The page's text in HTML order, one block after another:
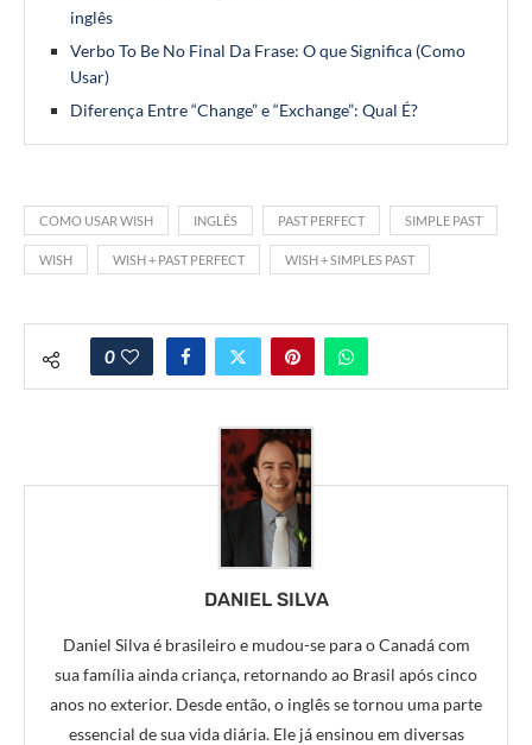
inglês
Verbo To Be No Final Da Frase: O que Significa (Como
Usar)
Diferença Entre “Change” e “Exchange”: Qual É?
COMO USAR WISH INGLÊS PAST PERFECT SIMPLE PAST
WISH WISH + PAST PERFECT WISH + SIMPLES PAST
0
DANIEL SILVA
Daniel Silva é brasileiro e mudou-se para o Canadá com
sua família ainda criança, retornando ao Brasil após cinco
anos no exterior. Desde então, o inglês se tornou uma parte
essencial de sua vida diária. Ele já ensinou em diversas